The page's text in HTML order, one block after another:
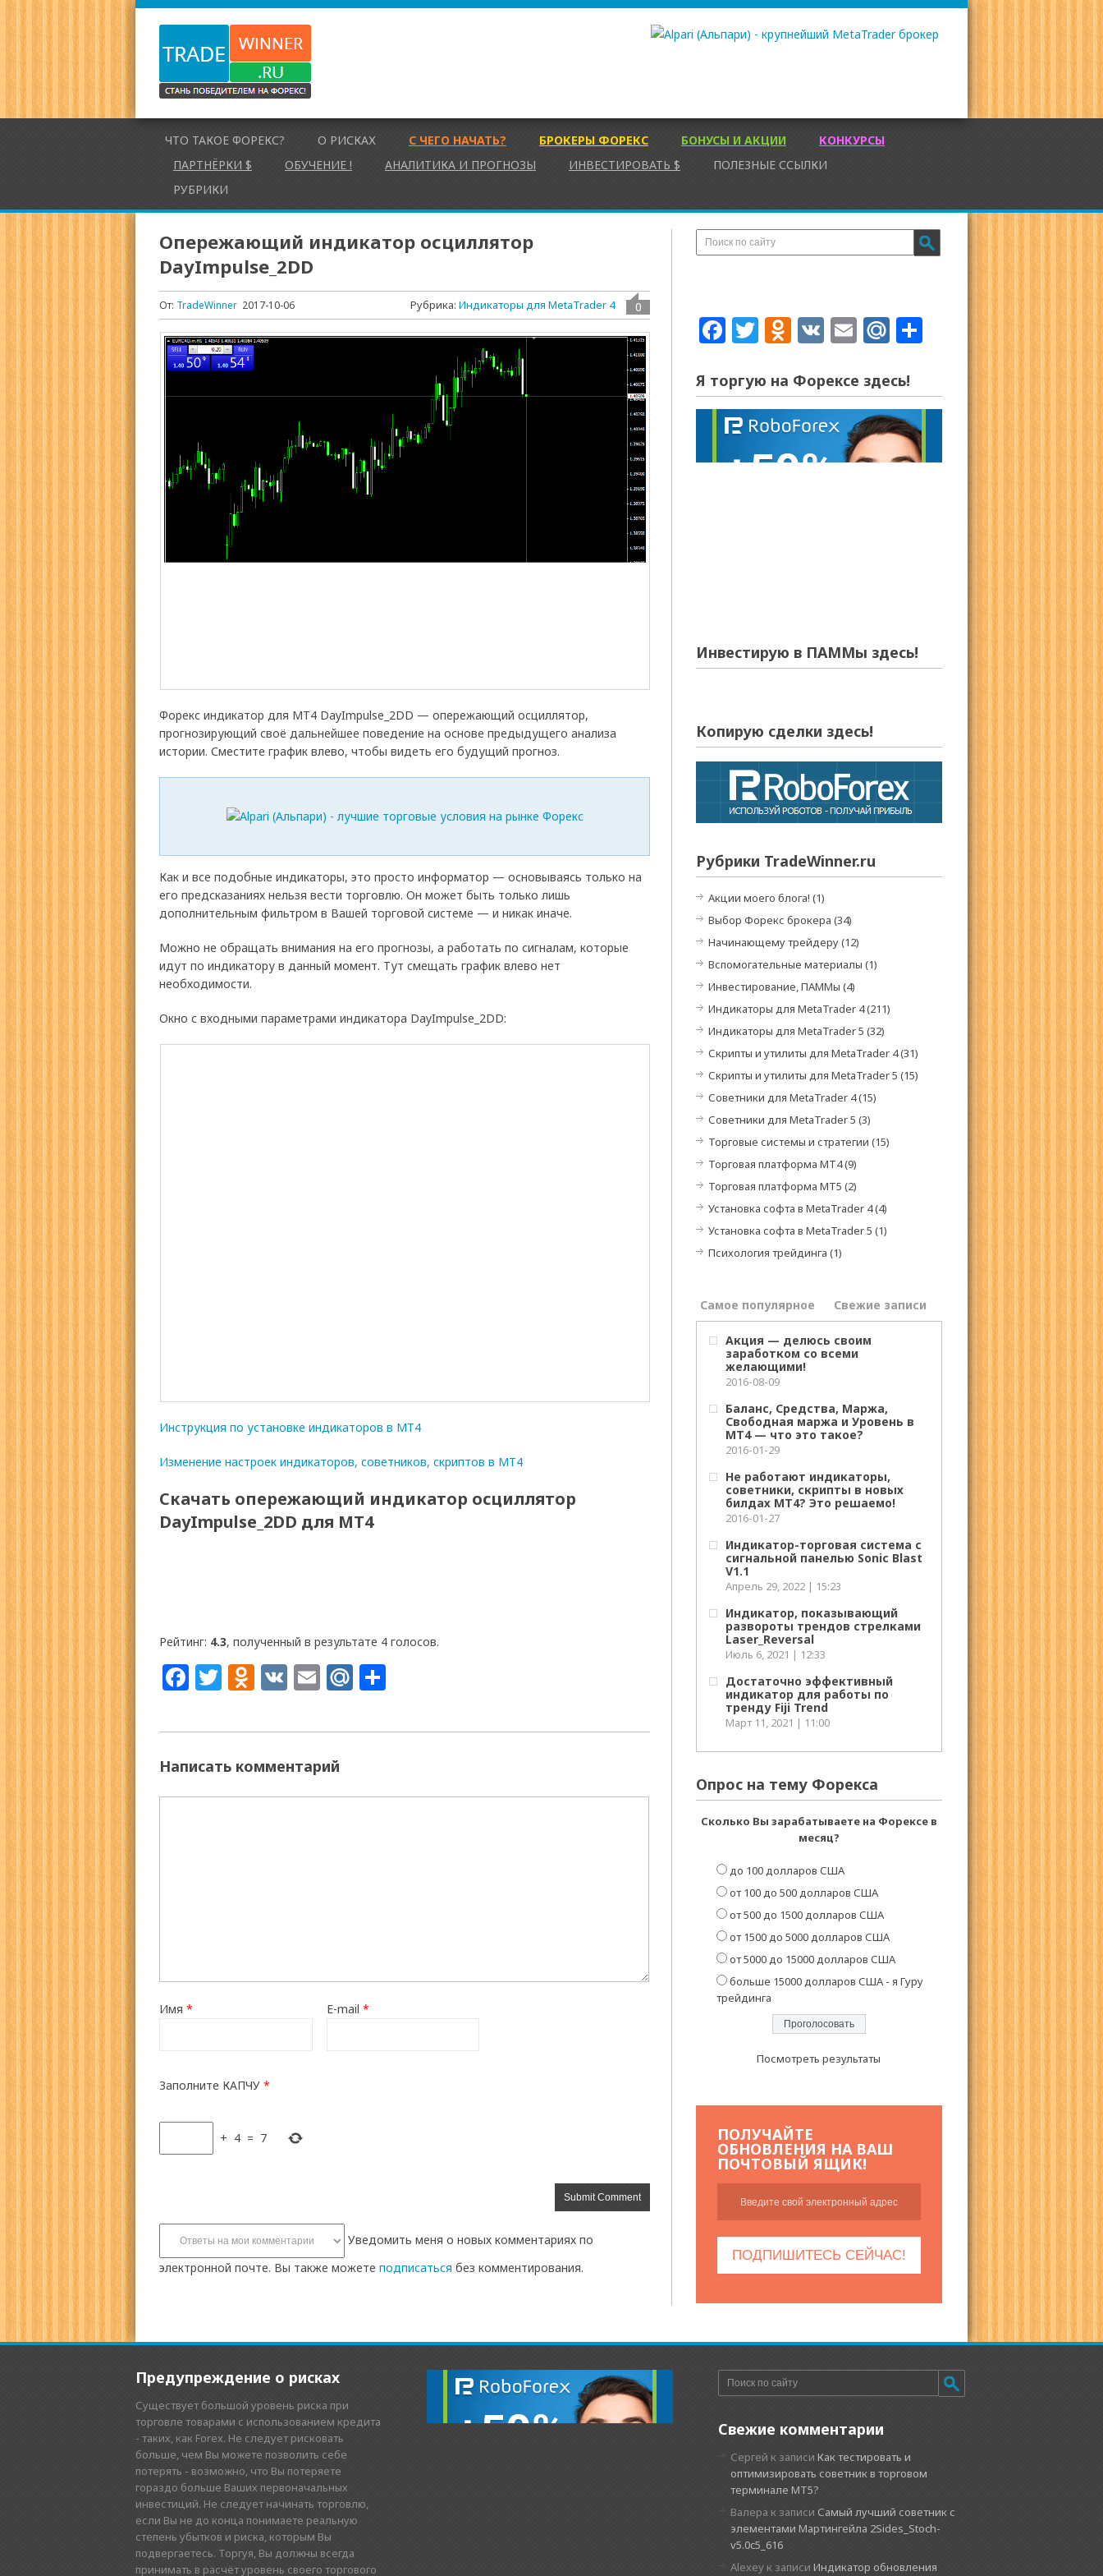
ЧТО ТАКОЕ ФОРЕКС? О РИСКАХ С ЧЕГО НАЧАТЬ? БРОКЕРЫ ФОРЕКС БОНУСЫ И АКЦИИ
КОНКУРСЫ
ПАРТНЁРКИ $
ОБУЧЕНИЕ ! АНАЛИТИКА И ПРОГНОЗЫ ИНВЕСТИРОВАТЬ $
ПОЛЕЗНЫЕ ССЫЛКИ
РУБРИКИ
Опережающий индикатор осциллятор
DayImpulse_2DD
От: TradeWinner 2017-10-06 0
Рубрика:Индикаторы для MetaTrader 4
Форекс индикатор для МТ4 DayImpulse_2DD — опережающий осциллятор,
прогнозирующий своё дальнейшее поведение на основе предыдущего анализа
истории. Сместите график влево, чтобы видеть его будущий прогноз.
Как и все подобные индикаторы, это просто информатор — основываясь только на
его предсказаниях нельзя вести торговлю. Он может быть только лишь
дополнительным фильтром в Вашей торговой системе — и никак иначе.
Можно не обращать внимания на его прогнозы, а работать по сигналам, которые
идут по индикатору в данный момент. Тут смещать график влево нет
необходимости.
Окно с входными параметрами индикатора DayImpulse_2DD:
Инструкция по установке индикаторов в МТ4
Изменение настроек индикаторов, советников, скриптов в МТ4
Скачать опережающий индикатор осциллятор
DayImpulse_2DD для МТ4
Рейтинг: 4.3, полученный в результате 4 голосов.
Facebook
Twitter
Odnoklassniki
VKEmailMail.Ru
Написать комментарий
Имя* E-mail *
Заполните КАПЧУ *
+ 4 = 7
Уведомить меня о новых комментариях по
электронной почте. Вы также можетеподписаться без комментирования.
Facebook
Twitter
Odnoklassniki
VKEmailMail.Ru
Отправить
Я торгую на Форексе здесь!
Инвестирую в ПАММы здесь!
Копирую сделки здесь!
Рубрики TradeWinner.ru
Акции моего блога! (1)
Выбор Форекс брокера (34)
Начинающему трейдеру(12)
Вспомогательные материалы (1)
Инвестирование, ПАММы (4)
Индикаторы для MetaTrader 4(211)
Индикаторы для MetaTrader 5 (32)
Скрипты и утилиты для MetaTrader 4(31)
Скрипты и утилиты для MetaTrader 5 (15)
Советники для MetaTrader 4(15)
Советники для MetaTrader 5 (3)
Торговые системы и стратегии (15)
Торговая платформа МТ4(9)
Торговая платформа МТ5 (2)
Установка софта в MetaTrader 4(4)
Установка софта в MetaTrader 5 (1)
Психология трейдинга (1)
Самое популярное Свежие записи
Акция — делюсь своим
заработком со всеми
желающими!
2016-08-09
Баланс, Средства, Маржа,
Свободная маржа и Уровень в
МТ4 — что это такое?
2016-01-29
Не работают индикаторы,
советники, скрипты в новых
билдах МТ4? Это решаемо!
2016-01-27
Индикатор-торговая система с
сигнальной панелью Sonic Blast
V1.1
Апрель 29, 2022 | 15:23
Индикатор, показывающий
развороты трендов стрелками
Laser_Reversal
Июль 6, 2021 | 12:33
Достаточно эффективный
индикатор для работы по
тренду Fiji Trend
Март 11, 2021 | 11:00
Опрос на тему Форекса
Сколько Вы зарабатываете на Форексе в
месяц?
до 100 долларов США
от 100 до 500 долларов США
от 500 до 1500 долларов США
от 1500 до 5000 долларов США
от 5000 до 15000 долларов США
больше 15000 долларов США - я Гуру
трейдинга
Посмотреть результаты
ПОЛУЧАЙТЕ
ОБНОВЛЕНИЯ НА ВАШ
ПОЧТОВЫЙ ЯЩИК!
Предупреждение о рисках
Существует большой уровень риска при
торговле товарами с использованием кредита
- таких, как Forex. Не следует рисковать
больше, чем Вы можете позволить себе
потерять - возможно, что Вы потеряете
гораздо больше Ваших первоначальных
инвестиций. Не следует начинать торговлю,
если Вы не до конца понимаете реальную
степень убытков и риска, которым Вы
подвергаетесь. Торгуя, Вы должны всегда
принимать в расчёт уровень своего торгового
Свежие комментарии
Сергей к записи Как тестировать и
оптимизировать советник в торговом
терминале MT5?
Валера к записи Самый лучший советник с
элементами Мартингейла 2Sides_Stoch-
v5.0c5_616
Alexeyк записи Индикатор обновления